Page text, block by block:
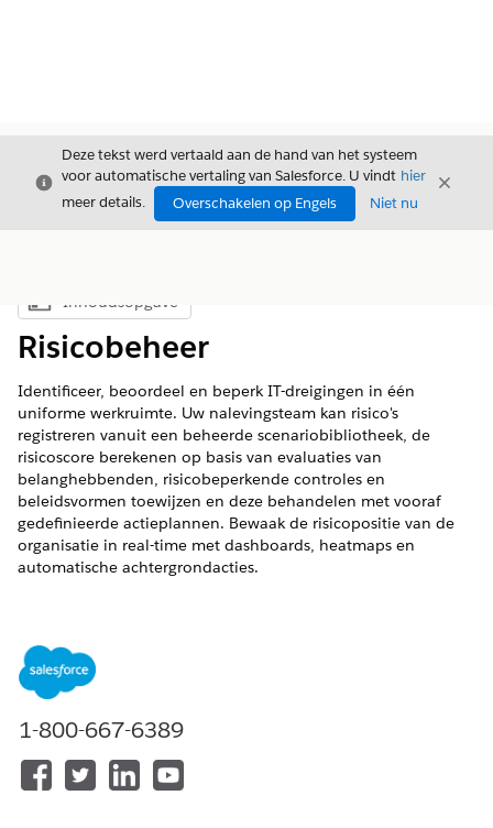
Sluiten
Deze tekst werd vertaald aan de hand van het systeem
voor automatische vertaling van Salesforce. U vindt hier
meer details.
Overschakelen op Engels Niet nu
Sluiten
Inhoudsopgave weergeven
Inhoudsopgave
Risicobeheer
Identificeer, beoordeel en beperk IT-dreigingen in één
uniforme werkruimte. Uw nalevingsteam kan risico's
registreren vanuit een beheerde scenariobibliotheek, de
risicoscore berekenen op basis van evaluaties van
belanghebbenden, risicobeperkende controles en
beleidsvormen toewijzen en deze behandelen met vooraf
gedefinieerde actieplannen. Bewaak de risicopositie van de
organisatie in real-time met dashboards, heatmaps en
automatische achtergrondacties.
Beschikbaar in: Lightning Experience
Beschikbaar in:
Risicobeheer instellen voor IT-naleving
Voltooi als beheerder de set-uptaken om Risicobeheer
1-800-667-6389